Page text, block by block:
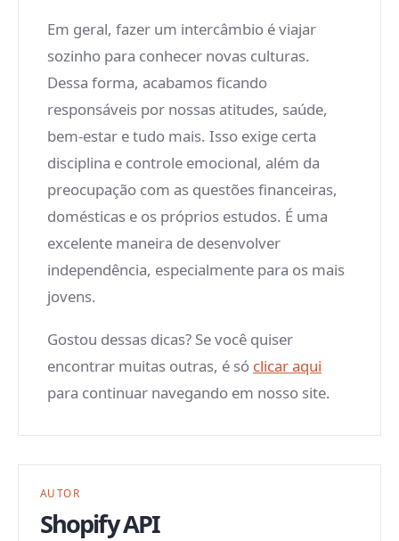
Em geral, fazer um intercâmbio é viajar
sozinho para conhecer novas culturas.
Dessa forma, acabamos ficando
responsáveis por nossas atitudes, saúde,
bem-estar e tudo mais. Isso exige certa
disciplina e controle emocional, além da
preocupação com as questões financeiras,
domésticas e os próprios estudos. É uma
excelente maneira de desenvolver
independência, especialmente para os mais
jovens.
Gostou dessas dicas? Se você quiser
encontrar muitas outras, é só clicar aqui
para continuar navegando em nosso site.
AUTOR
Shopify API